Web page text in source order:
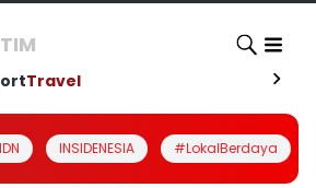
Travel
INSIDENESIA #LokalBerdaya